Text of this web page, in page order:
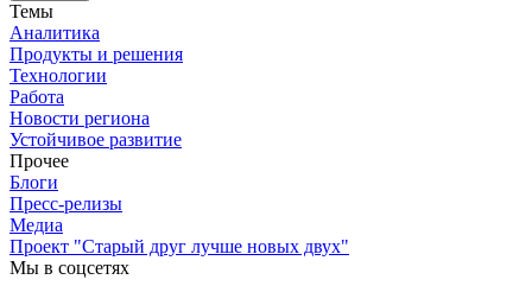
Темы
Аналитика
Продукты и решения
Технологии
Работа
Новости региона
Устойчивое развитие
Прочее
Блоги
Пресс-релизы
Медиа
Проект "Старый друг лучше новых двух"
Мы в соцсетях